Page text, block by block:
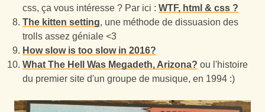
css, ça vous intéresse ? Par ici :WTF, html & css ?
The kitten setting, une méthode de dissuasion des
trolls assez géniale <3
How slow is too slow in 2016?
What The Hell Was Megadeth, Arizona? ou l'histoire
du premier site d'un groupe de musique, en 1994 :)